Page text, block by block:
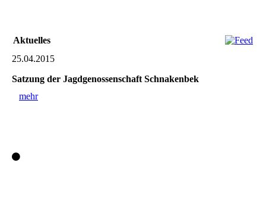
Aktuelles
25.04.2015
Satzung der Jagdgenossenschaft Schnakenbek
mehr